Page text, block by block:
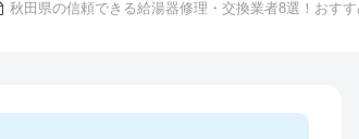
秋田県の信頼できる給湯器修理・交換業者8選！おす